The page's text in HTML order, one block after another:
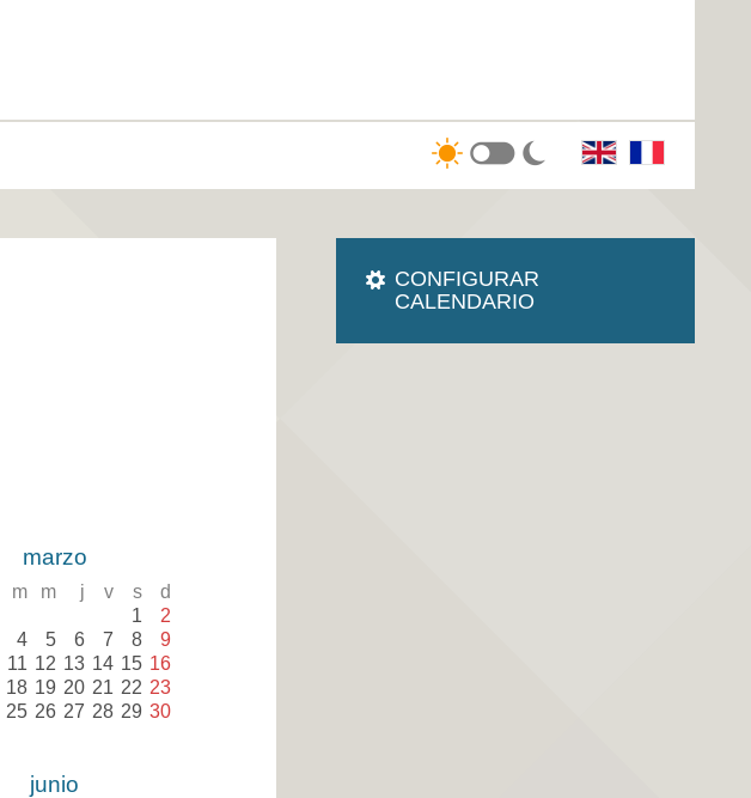
marzo
m m j v s d
1 2
4 5 6 7 8 9
11 12 13 14 15 16
18 19 20 21 22 23
25 26 27 28 29 30
junio
CONFIGURAR
CALENDARIO